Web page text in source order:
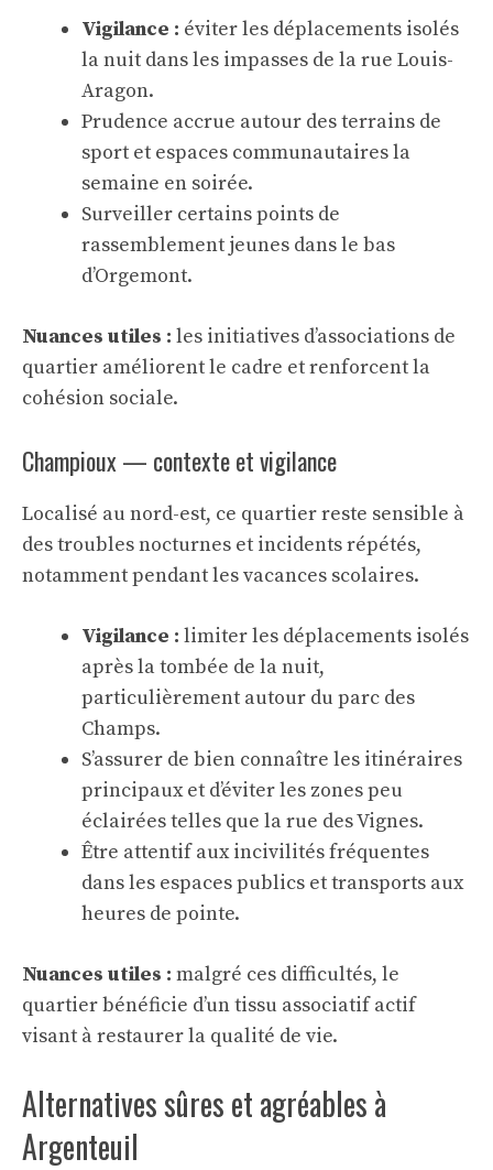
Vigilance : éviter les déplacements isolés
la nuit dans les impasses de la rue Louis-
Aragon.
Prudence accrue autour des terrains de
sport et espaces communautaires la
semaine en soirée.
Surveiller certains points de
rassemblement jeunes dans le bas
d’Orgemont.
Nuances utiles : les initiatives d’associations de
quartier améliorent le cadre et renforcent la
cohésion sociale.
Champioux — contexte et vigilance
Localisé au nord-est, ce quartier reste sensible à
des troubles nocturnes et incidents répétés,
notamment pendant les vacances scolaires.
Vigilance : limiter les déplacements isolés
après la tombée de la nuit,
particulièrement autour du parc des
Champs.
S’assurer de bien connaître les itinéraires
principaux et d’éviter les zones peu
éclairées telles que la rue des Vignes.
Être attentif aux incivilités fréquentes
dans les espaces publics et transports aux
heures de pointe.
Nuances utiles : malgré ces difficultés, le
quartier bénéficie d’un tissu associatif actif
visant à restaurer la qualité de vie.
Alternatives sûres et agréables à
Argenteuil